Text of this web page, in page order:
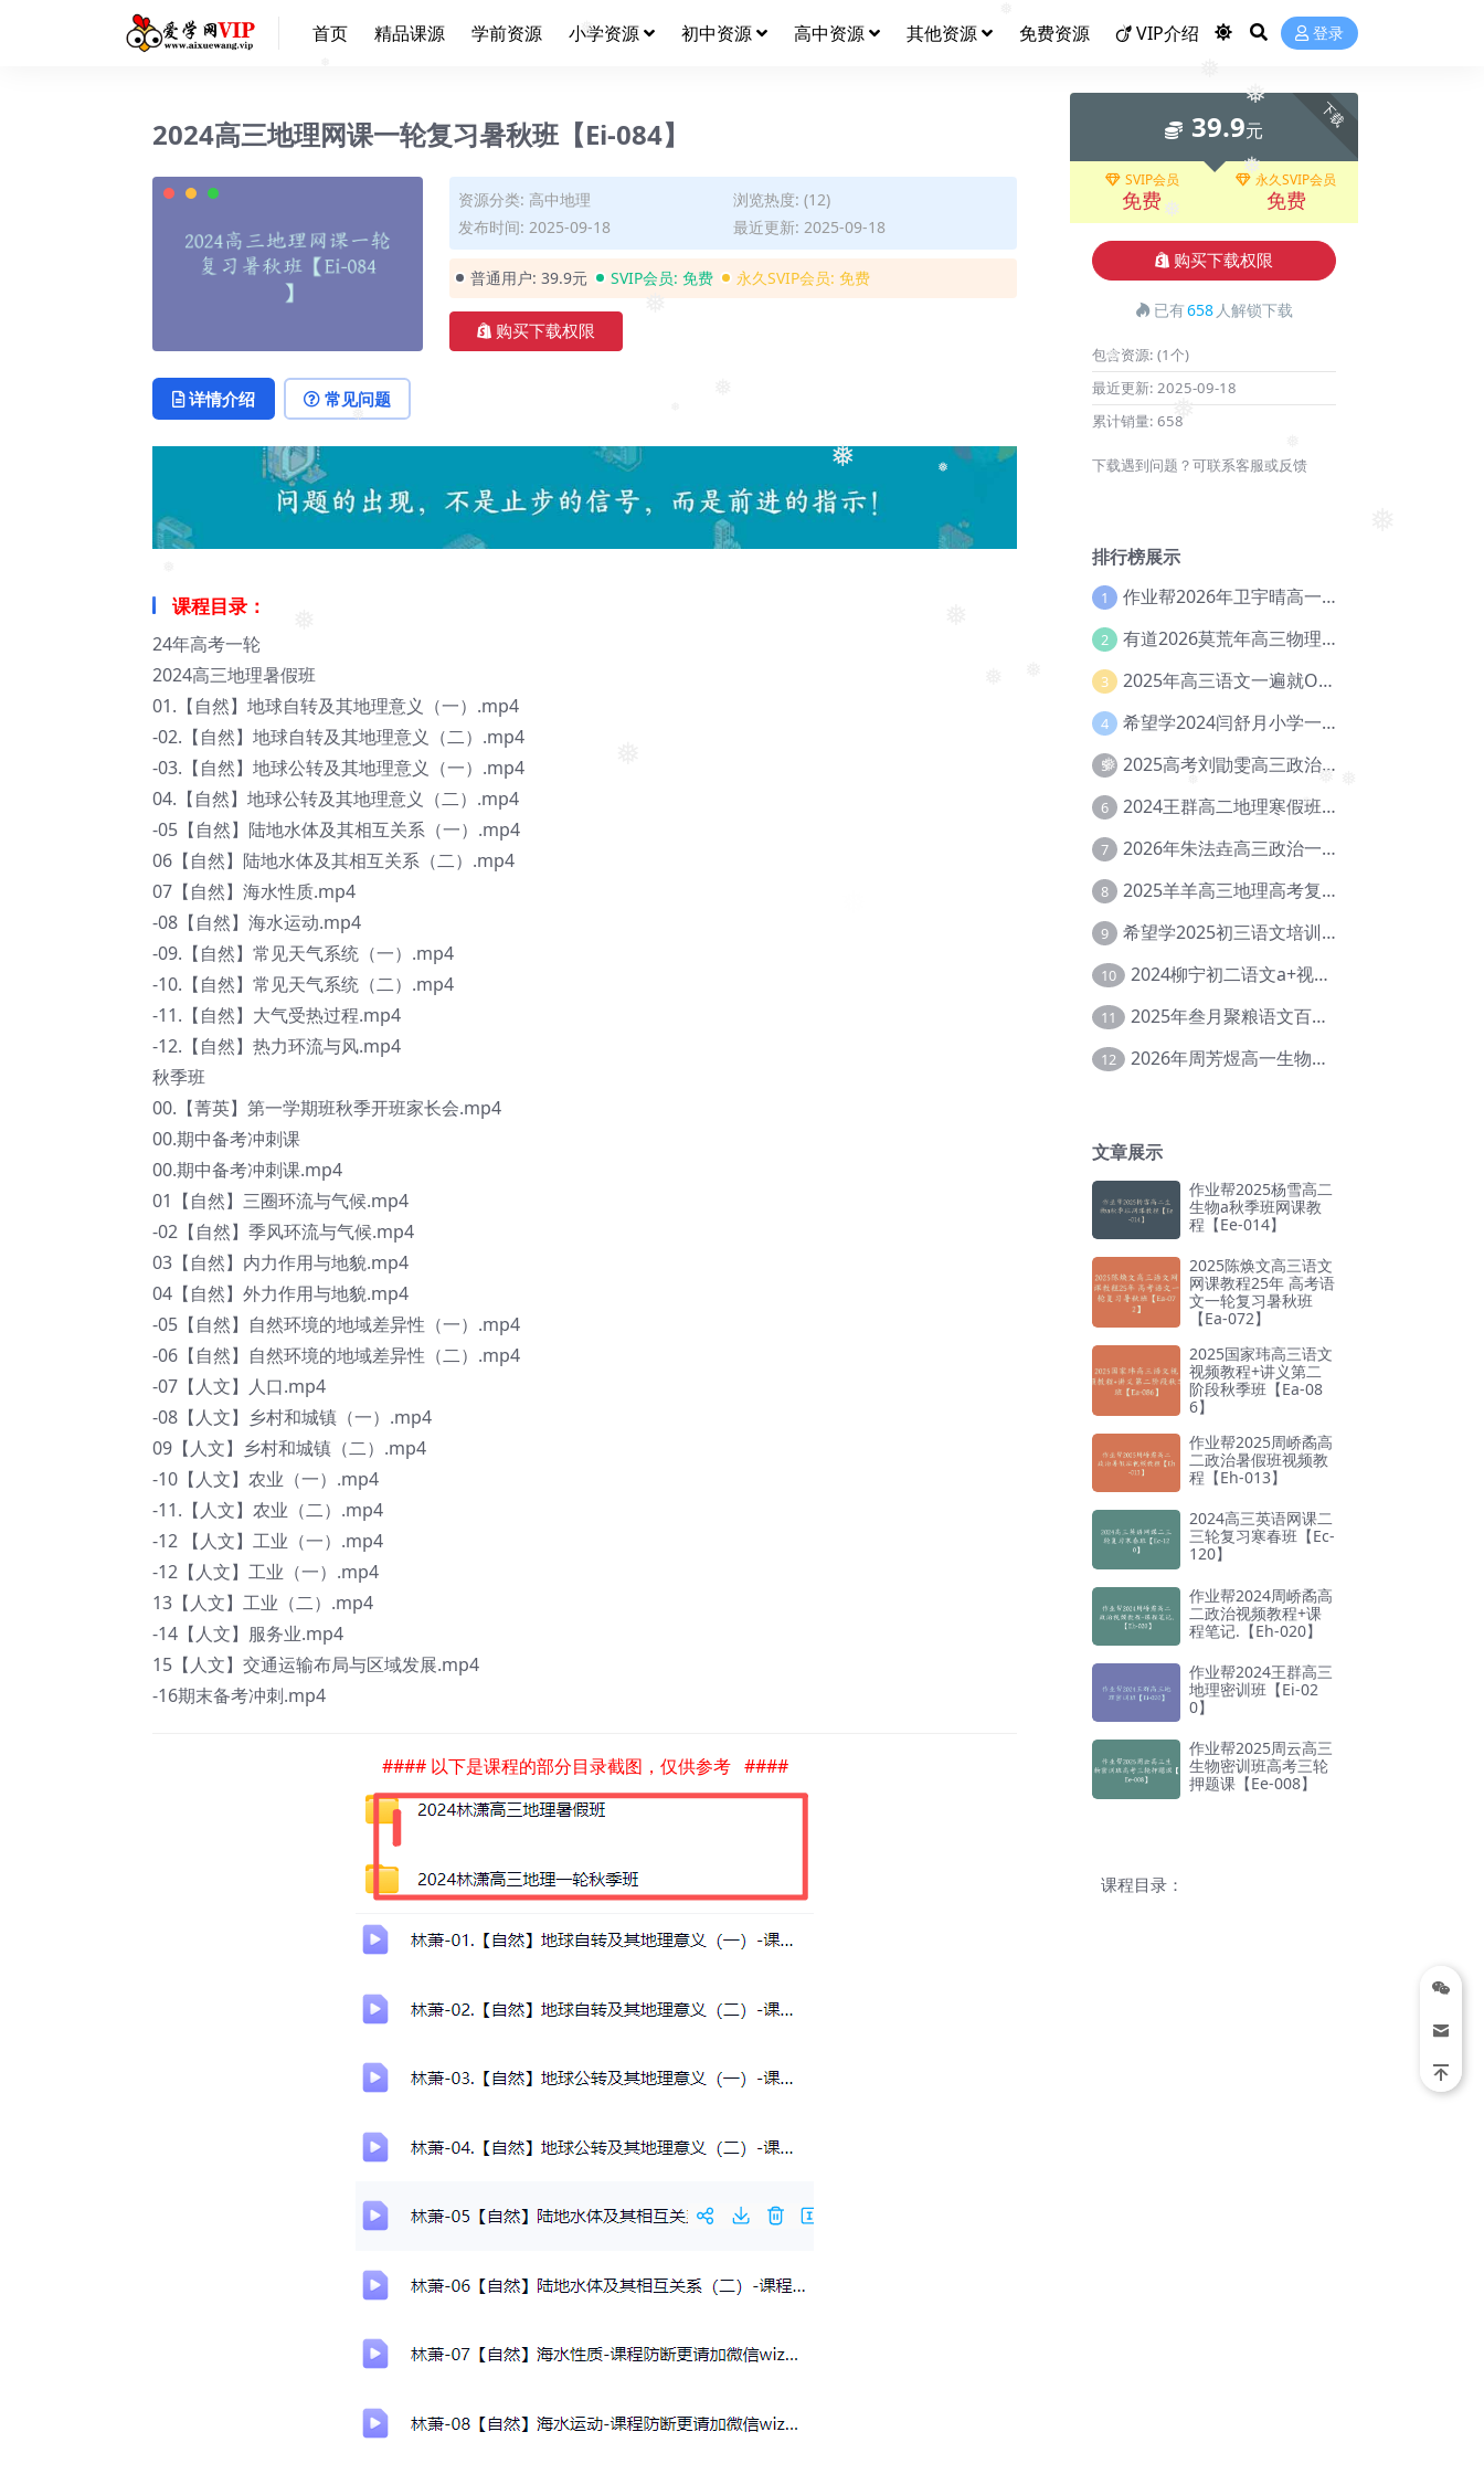
❅
❅
❅
❅
❅
❅ ❅
❅
❅
❅
❅
❅
❅
首页 精品课源 学前资源 小学资源 初中资源 高中资源 其他资源 免费资源 VIP介绍 登录
2024高三地理网课一轮复习暑秋班【Ei-084】
资源分类: 高中地理
浏览热度: (12)
发布时间: 2025-09-18
最近更新: 2025-09-18
普通用户: 39.9元 SVIP会员: 免费 永久SVIP会员: 免费
购买下载权限
详情介绍 常见问题
课程目录：
24年高考一轮
2024高三地理暑假班
01.【自然】地球自转及其地理意义（一）.mp4
-02.【自然】地球自转及其地理意义（二）.mp4
-03.【自然】地球公转及其地理意义（一）.mp4
04.【自然】地球公转及其地理意义（二）.mp4
-05【自然】陆地水体及其相互关系（一）.mp4
06【自然】陆地水体及其相互关系（二）.mp4
07【自然】海水性质.mp4
-08【自然】海水运动.mp4
-09.【自然】常见天气系统（一）.mp4
-10.【自然】常见天气系统（二）.mp4
-11.【自然】大气受热过程.mp4
-12.【自然】热力环流与风.mp4
秋季班
00.【菁英】第一学期班秋季开班家长会.mp4
00.期中备考冲刺课
00.期中备考冲刺课.mp4
01【自然】三圈环流与气候.mp4
-02【自然】季风环流与气候.mp4
03【自然】内力作用与地貌.mp4
04【自然】外力作用与地貌.mp4
-05【自然】自然环境的地域差异性（一）.mp4
-06【自然】自然环境的地域差异性（二）.mp4
-07【人文】人口.mp4
-08【人文】乡村和城镇（一）.mp4
09【人文】乡村和城镇（二）.mp4
-10【人文】农业（一）.mp4
-11.【人文】农业（二）.mp4
-12 【人文】工业（一）.mp4
-12【人文】工业（一）.mp4
13【人文】工业（二）.mp4
-14【人文】服务业.mp4
15【人文】交通运输布局与区域发展.mp4
-16期末备考冲刺.mp4
#### 以下是课程的部分目录截图，仅供参考 ####
下载
39.9元
SVIP会员
免费
永久SVIP会员
免费
购买下载权限
已有658 人解锁下载
包含资源: (1个)
最近更新: 2025-09-18
累计销量: 658
下载遇到问题？可联系客服或反馈
排行榜展示
1 作业帮2026年卫宇晴高一英语s上学期暑假班【冲顶班】【Ec-003】
2 有道2026莫荒年高三物理一轮复习暑假班网课教程【Ef-044】
3 2025年高三语文一遍就OK高中语文体系课【Ea-028】
4 希望学2024闫舒月小学一年级英语视频教程+讲义【Cc-004】
5 2025高考刘勖雯高三政治三轮复习网课教程【Eh-061】
6 2024王群高二地理寒假班教程【Ei-075】
7 2026年朱法垚高三政治一轮复习暑假班【Eh-041】
8 2025羊羊高三地理高考复习视频教程+讲义【Ei-051】
9 希望学2025初三语文培训班秋上A+班（秋上·全国版·A+）【Da-031】
10 2024柳宁初二语文a+视频教程+课堂笔记+讲义（暑假班+秋季班）【Da-003】
11 2025年叁月聚粮语文百日冲刺｜荡平玄学诅咒【Ea-001】
12 2026年周芳煜高一生物上学期网课教程【Ee-056】
文章展示
作业帮2025杨雪高二
生物a秋季班网课教
程【Ee-014】
2025陈焕文高三语文
网课教程25年 高考语
文一轮复习暑秋班
【Ea-072】
2025国家玮高三语文
视频教程+讲义第二
阶段秋季班【Ea-08
6】
作业帮2025周峤矞高
二政治暑假班视频教
程【Eh-013】
2024高三英语网课二
三轮复习寒春班【Ec-
120】
作业帮2024周峤矞高
二政治视频教程+课
程笔记.【Eh-020】
作业帮2024王群高三
地理密训班【Ei-02
0】
作业帮2025周云高三
生物密训班高考三轮
押题课【Ee-008】
课程目录：